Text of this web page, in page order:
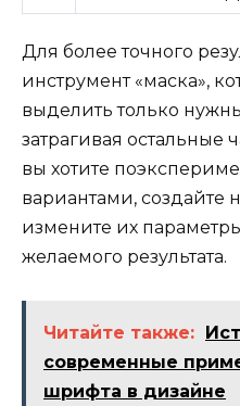
Для более точного
инструмент «маска»,
выделить только
затрагивая остальные
вы хотите
вариантами, создайте
измените их
желаемого результата.
Читайте также:
современные
шрифта в дизайне